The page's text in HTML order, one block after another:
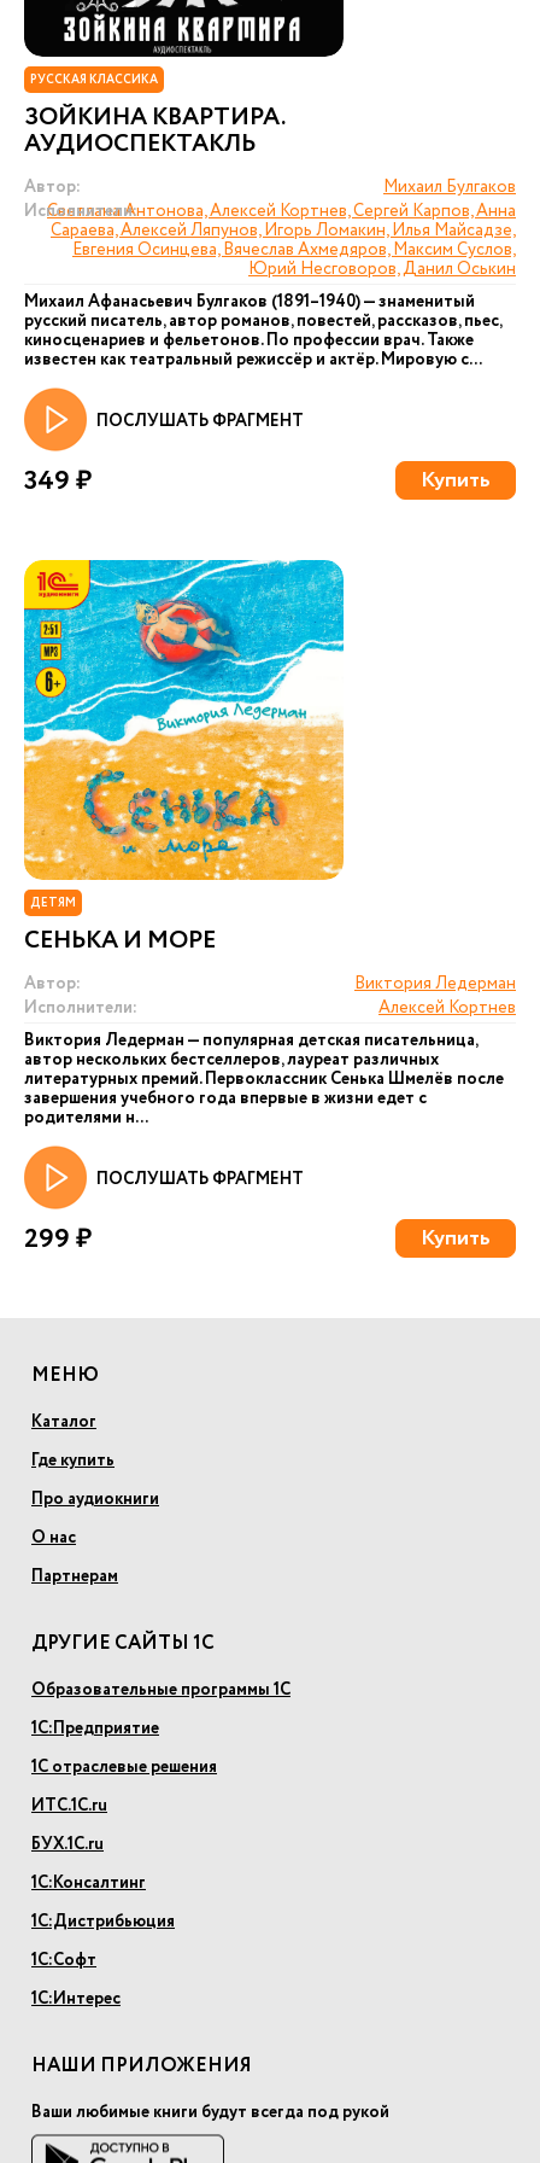
РУССКАЯ КЛАССИКА
ЗОЙКИНА КВАРТИРА.
АУДИОСПЕКТАКЛЬ
Автор:
Михаил Булгаков
Исполнители:
Светлана Антонова, Алексей Кортнев, Сергей Карпов, Анна
Сараева, Алексей Ляпунов, Игорь Ломакин, Илья Майсадзе,
Евгения Осинцева, Вячеслав Ахмедяров, Максим Суслов,
Юрий Несговоров, Данил Оськин
Михаил Афанасьевич Булгаков (1891–1940) — знаменитый
русский писатель, автор романов, повестей, рассказов, пьес,
киносценариев и фельетонов. По профессии врач. Также
известен как театральный режиссёр и актёр. Мировую с...
ПОСЛУШАТЬ ФРАГМЕНТ
349 ₽ Купить
ДЕТЯМ
СЕНЬКА И МОРЕ
Автор:
Виктория Ледерман
Исполнители:
Алексей Кортнев
Виктория Ледерман — популярная детская писательница,
автор нескольких бестселлеров, лауреат различных
литературных премий. Первоклассник Сенька Шмелёв после
завершения учебного года впервые в жизни едет с
родителями н...
ПОСЛУШАТЬ ФРАГМЕНТ
299 ₽ Купить
МЕНЮ
Каталог
Где купить
Про аудиокниги
О нас
Партнерам
ДРУГИЕ САЙТЫ 1С
Образовательные программы 1С
1С:Предприятие
1С отраслевые решения
ИТС.1С.ru
БУХ.1С.ru
1С:Консалтинг
1С:Дистрибьюция
1С:Софт
1С:Интерес
НАШИ ПРИЛОЖЕНИЯ
Ваши любимые книги будут всегда под рукой